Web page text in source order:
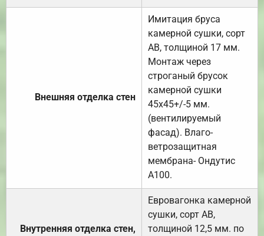
Внешняя отделка стен
Имитация бруса
камерной сушки, сорт
АВ, толщиной 17 мм.
Монтаж через
строганый брусок
камерной сушки
45х45+/-5 мм.
(вентилируемый
фасад). Влаго-
ветрозащитная
мембрана- Ондутис
А100.
Внутренняя отделка стен,
Евровагонка камерной
сушки, сорт АВ,
толщиной 12,5 мм. по